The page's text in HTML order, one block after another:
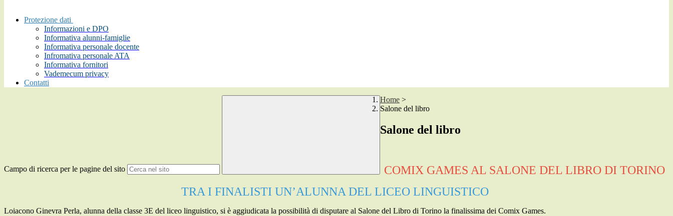
Protezione dati
Informazioni e DPO
Informativa alunni-famiglie
Informativa personale docente
Infromativa personale ATA
Informativa fornitori
Vademecum privacy
Contatti
Campo di ricerca per le pagine del sito
Home >
Salone del libro
Salone del libro
COMIX GAMES AL SALONE DEL LIBRO DI TORINO
TRA I FINALISTI UN’ALUNNA DEL LICEO LINGUISTICO
Loiacono Ginevra Perla, alunna della classe 3E del liceo linguistico, si è aggiudicata la possibilità di disputare al Salone del Libro di Torino la finalissima dei Comix Games.